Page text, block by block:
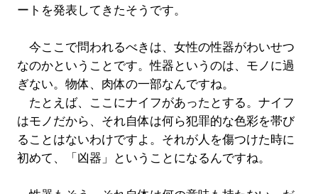
ートを発表してきたそうです。
今ここで問われるべきは、女性の性器がわいせつ
なのかということです。性器というのは、モノに過
ぎない。物体、肉体の一部なんですね。
たとえば、ここにナイフがあったとする。ナイフ
はモノだから、それ自体は何ら犯罪的な色彩を帯び
ることはないわけですよ。それが人を傷つけた時に
初めて、「凶器」ということになるんですね。